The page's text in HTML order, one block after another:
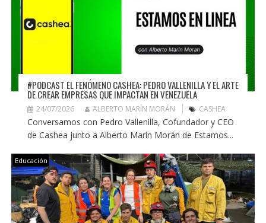
#PODCAST EL FENÓMENO CASHEA: PEDRO VALLENILLA Y EL ARTE
DE CREAR EMPRESAS QUE IMPACTAN EN VENEZUELA
24/07/2026 ALBERTO MARÍN MORÁN CASHEA
Conversamos con Pedro Vallenilla, Cofundador y CEO
de Cashea junto a Alberto Marín Morán de Estamos...
Educación